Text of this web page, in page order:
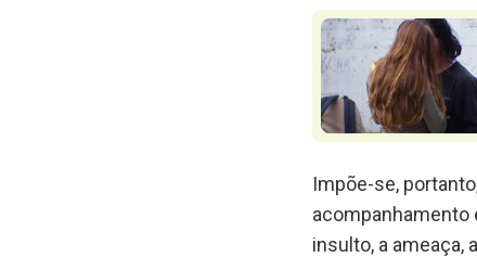
Impõe-se,
acompanhamento
insulto, a ameaça,